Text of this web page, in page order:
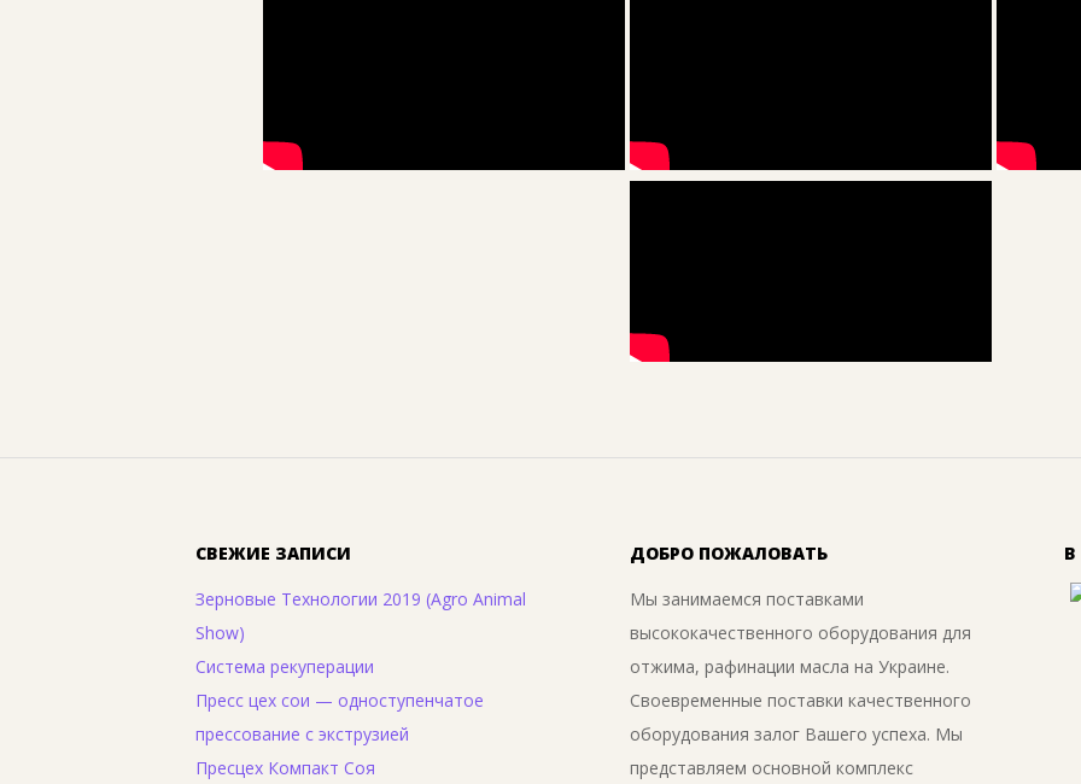
СВЕЖИЕ ЗАПИСИ
Зерновые Технологии 2019 (Agro Animal
Show)
Система рекуперации
Пресс цех сои — одноступенчатое
прессование с экструзией
Пресцех Компакт Соя
ДОБРО ПОЖАЛОВАТЬ
Мы занимаемся поставками
высококачественного оборудования для
отжима, рафинации масла на Украине.
Своевременные поставки качественного
оборудования залог Вашего успеха. Мы
представляем основной комплекс